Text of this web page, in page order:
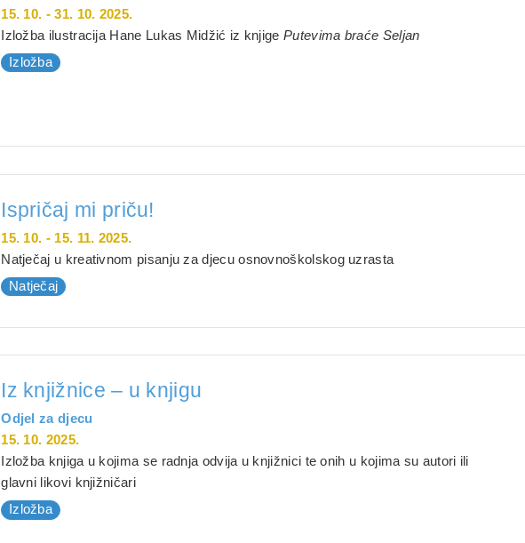
15. 10. - 31. 10. 2025.
Izložba ilustracija Hane Lukas Midžić iz knjige Putevima braće Seljan
Izložba
Ispričaj mi priču!
15. 10. - 15. 11. 2025.
Natječaj u kreativnom pisanju za djecu osnovnoškolskog uzrasta
Natječaj
Iz knjižnice – u knjigu
Odjel za djecu
15. 10. 2025.
Izložba knjiga u kojima se radnja odvija u knjižnici te onih u kojima su autori ili
glavni likovi knjižničari
Izložba